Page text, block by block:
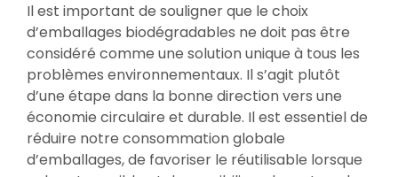
Il est important de souligner que le choix
d’emballages biodégradables ne doit pas être
considéré comme une solution unique à tous les
problèmes environnementaux. Il s’agit plutôt
d’une étape dans la bonne direction vers une
économie circulaire et durable. Il est essentiel de
réduire notre consommation globale
d’emballages, de favoriser le réutilisable lorsque